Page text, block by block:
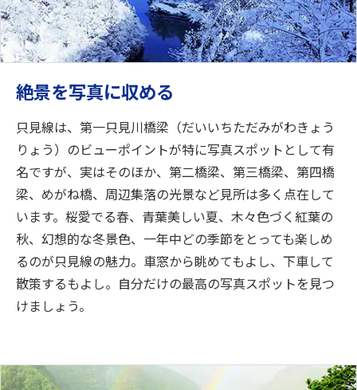
絶景を写真に収める
只見線は、第一只見川橋梁（だいいちただみがわきょう
りょう）のビューポイントが特に写真スポットとして有
名ですが、実はそのほか、第二橋梁、第三橋梁、第四橋
梁、めがね橋、周辺集落の光景など見所は多く点在して
います。桜愛でる春、青葉美しい夏、木々色づく紅葉の
秋、幻想的な冬景色、一年中どの季節をとっても楽しめ
るのが只見線の魅力。車窓から眺めてもよし、下車して
散策するもよし。自分だけの最高の写真スポットを見つ
けましょう。